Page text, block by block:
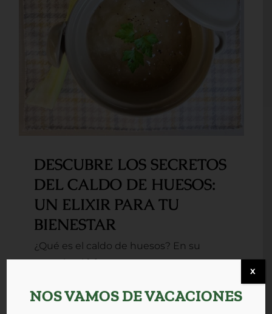
DESCUBRE LOS SECRETOS
DEL CALDO DE HUESOS: UN
ELIXIR PARA TU BIENESTAR
DESCUBRE LOS SECRETOS
DEL CALDO DE HUESOS:
UN ELIXIR PARA TU
BIENESTAR
¿Qué es el caldo de huesos? En su
esencia, el [...]
NOS VAMOS DE VACACIONES
X